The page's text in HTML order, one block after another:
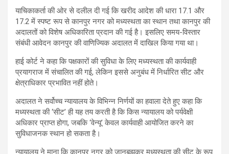
याचिकाकर्ता की ओर से दलील दी गई कि खरीद आदेश की धारा 17.1 और
17.2 में स्पष्ट रूप से कानपुर नगर को मध्यस्थता का स्थान तथा कानपुर की
अदालतों को विशेष अधिकारिता प्रदान की गई है। इसलिए समय-विस्तार
संबंधी आवेदन कानपुर की वाणिज्यिक अदालत में दाखिल किया गया था।
हाई कोर्ट ने कहा कि पक्षकारों की सुविधा के लिए मध्यस्थता की कार्यवाही
प्रयागराज में संचालित की गई, लेकिन इससे अनुबंध में निर्धारित सीट और
क्षेत्राधिकार प्रभावित नहीं होते।
अदालत ने सर्वोच्च न्यायालय के विभिन्न निर्णयों का हवाला देते हुए कहा कि
मध्यस्थता की ‘सीट’ ही यह तय करती है कि किस न्यायालय को पर्यवेक्षी
अधिकार प्राप्त होगा, जबकि ‘वेन्यू’ केवल कार्यवाही आयोजित करने का
सुविधाजनक स्थान हो सकता है।
न्यायालय ने माना कि कानपुर नगर को जानबूझकर मध्यस्थता की सीट के रूप